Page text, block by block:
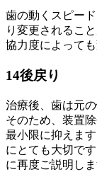
歯の動くスピー
り変更されるこ
協力度によって
14後戻り
治療後、歯は元
そのため、装置
最小限に抑えま
にとても大切で
に再度ご説明し